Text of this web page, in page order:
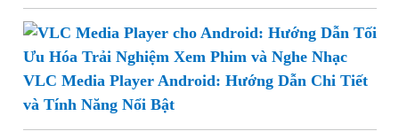
VLC Media Player Android: Hướng Dẫn Chi Tiết
và Tính Năng Nổi Bật